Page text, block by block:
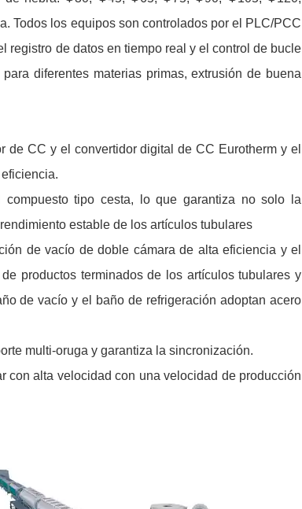
Todos los equipos son controlados por el PLC/PCC
registro de datos en tiempo real y el control de bucle
diferentes materias primas, extrusión de buena
CC y el convertidor digital de CC Eurotherm y el
tipo cesta, lo que garantiza no solo la
estable de los artículos tubulares
de vacío de doble cámara de alta eficiencia y el
productos terminados de los artículos tubulares y
de vacío y el baño de refrigeración adoptan acero
multi-oruga y garantiza la sincronización.
con alta velocidad con una velocidad de producción